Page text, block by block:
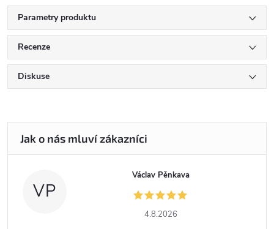
Parametry produktu
Recenze
Diskuse
VP
Václav Pěnkava
4.8.2026